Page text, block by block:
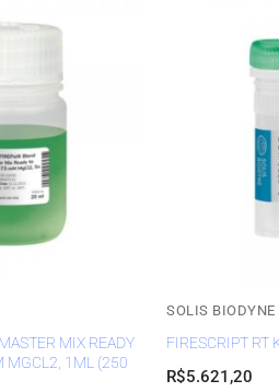
MIX READY
MGCL2, 1ML (250
SOLIS BIODYNE
FIRESCRIPT RT
R$5.621,20